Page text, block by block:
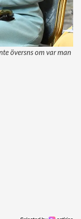
översns om var man